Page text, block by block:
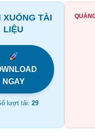
XUỐNG TÀI
LIỆU
NGAY
lượt tải:29